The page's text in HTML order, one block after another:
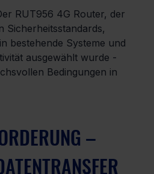
RUT956 4G Router, der
Sicherheitsstandards,
bestehende Systeme und
ausgewählt wurde -
Bedingungen in
–